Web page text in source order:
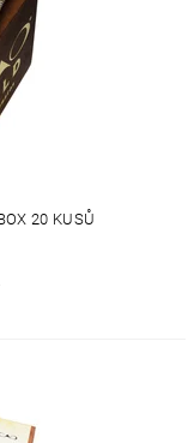
20 KUSŮ